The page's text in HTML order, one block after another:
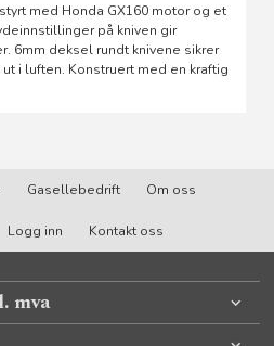
med Honda GX160 motor og et
på kniven gir
6mm deksel rundt knivene sikrer
i luften. Konstruert med en kraftig
Gasellebedrift Om oss
Logg inn Kontakt oss
mva